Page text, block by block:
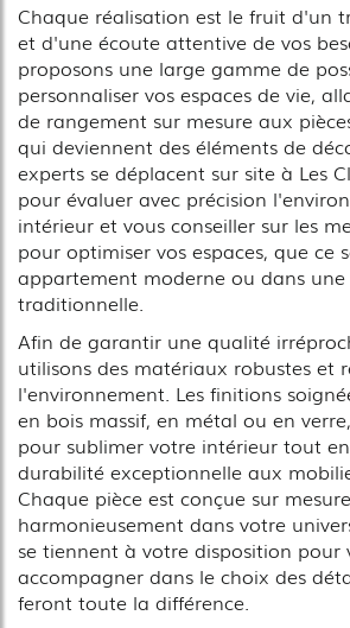
Chaque réalisation est le fruit d'un
et d'une écoute attentive de vos
proposons une large gamme de
personnaliser vos espaces de vie,
de rangement sur mesure aux
qui deviennent des éléments de
experts se déplacent sur site à Les
pour évaluer avec précision
intérieur et vous conseiller sur les
pour optimiser vos espaces, que ce
appartement moderne ou dans une
traditionnelle.
Afin de garantir une qualité
utilisons des matériaux robustes et
l'environnement. Les finitions
en bois massif, en métal ou en
pour sublimer votre intérieur tout
durabilité exceptionnelle aux
Chaque pièce est conçue sur
harmonieusement dans votre
se tiennent à votre disposition pour
accompagner dans le choix des
feront toute la différence.